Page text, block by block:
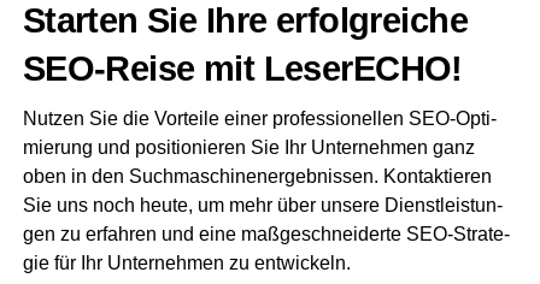
Star­ten Sie Ihre erfolg­rei­che
SEO-Rei­se mit LeserECHO!
Nut­zen Sie die Vor­tei­le einer pro­fes­sio­nel­len SEO-Opti­
mie­rung und posi­tio­nie­ren Sie Ihr Unter­neh­men ganz
oben in den Such­ma­schi­nen­er­geb­nis­sen. Kon­tak­tie­ren
Sie uns noch heu­te, um mehr über unse­re Dienst­leis­tun­
gen zu erfah­ren und eine maß­ge­schnei­der­te SEO-Stra­te­
gie für Ihr Unter­neh­men zu entwickeln.